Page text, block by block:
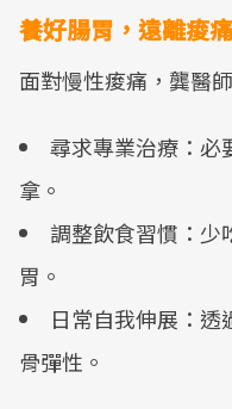
養好腸胃，遠離痠痛
面對慢性痠痛，龔醫
尋求專業治療：必
拿。
調整飲食習慣：少
胃。
日常自我伸展：
骨彈性。